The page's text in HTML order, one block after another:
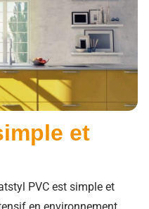
et
PVC est simple et